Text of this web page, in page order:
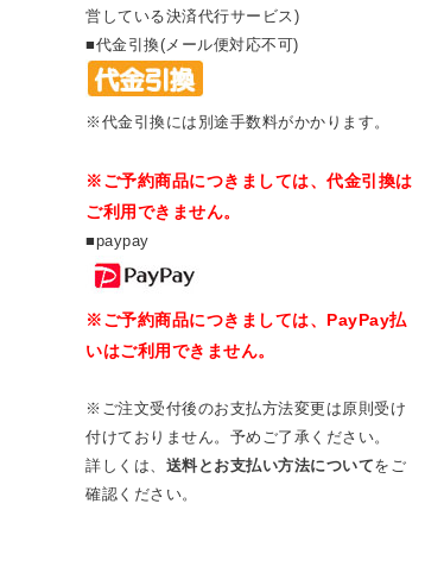
営している決済代行サービス)
■代金引換(メール便対応不可)
※代金引換には別途手数料がかかります。
※ご予約商品につきましては、代金引換は
ご利用できません。
■paypay
※ご予約商品につきましては、PayPay払
いはご利用できません。
※ご注文受付後のお支払方法変更は原則受け
付けておりません。予めご了承ください。
詳しくは、 送料とお支払い方法についてをご
確認ください。